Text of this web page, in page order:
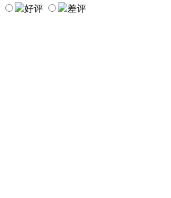
好评 差评